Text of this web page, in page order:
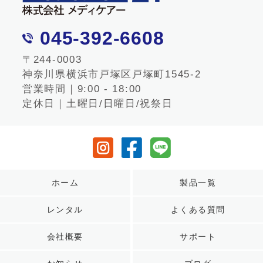
045-392-6608
〒244-0003
神奈川県横浜市戸塚区戸塚町1545-2
営業時間｜9:00 - 18:00
定休日｜土曜日/日曜日/祝祭日
ホーム 製品一覧
レンタル よくある質問
会社概要 サポート